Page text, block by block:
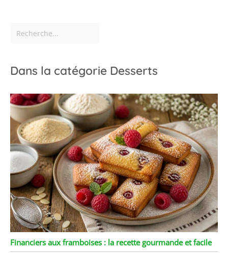
Dans la catégorie Desserts
Financiers aux framboises : la recette gourmande et facile